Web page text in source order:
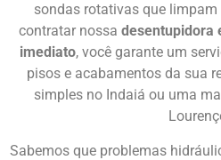
sondas rotativas que
contratar nossa desentupidora
imediato, você garante um
pisos e acabamentos da sua
simples no Indaiá ou uma
Sabemos que problemas